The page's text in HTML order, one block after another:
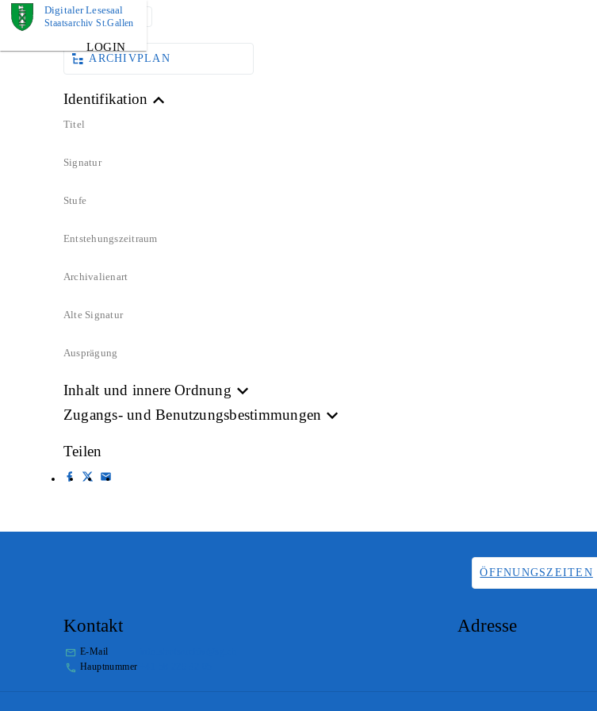
Digitaler Lesesaal
Staatsarchiv St.Gallen
LOGIN
DOKUMENT
ARCHIVPLAN
Identifikation
Titel
Signatur
Stufe
Entstehungszeitraum
Archivalienart
Alte Signatur
Ausprägung
Inhalt und innere Ordnung
Zugangs- und Benutzungsbestimmungen
Teilen
ÖFFNUNGSZEITEN
Kontakt
E-Mail
Hauptnummer
Adresse